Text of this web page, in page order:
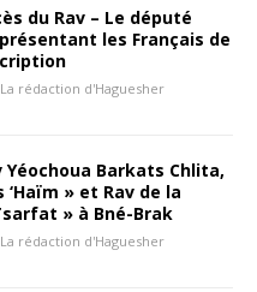
du Rav – Le député
les Français de
La rédaction d'Haguesher
Yéochoua Barkats Chlita,
‘Haïm » et Rav de la
» à Bné-Brak
La rédaction d'Haguesher